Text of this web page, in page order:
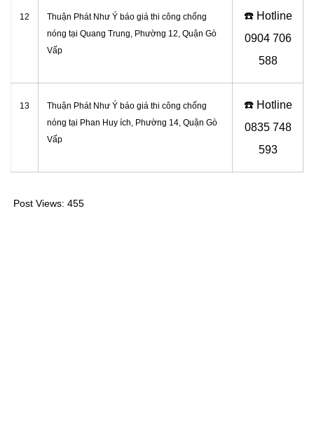
12
Thuận Phát Như Ý báo giá thi công chống
nóng tại Quang Trung, Phường 12, Quận Gò
Vấp
☎️ Hotline
0904 706
588
13
Thuận Phát Như Ý báo giá thi công chống
nóng tại Phan Huy ích, Phường 14, Quận Gò
Vấp
☎️ Hotline
0835 748
593
Post Views: 455